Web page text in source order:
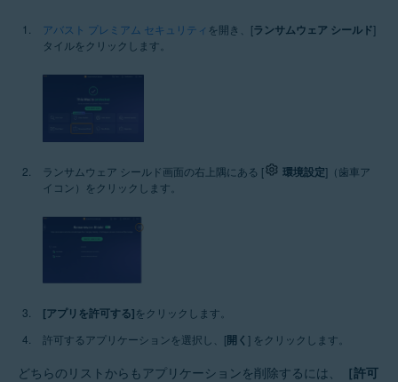
アバスト プレミアム セキュリティ を開き、[ランサムウェア シールド]
タイルをクリックします。
ランサムウェア シールド画面の右上隅にある [ 環境設定]（歯車ア
イコン）をクリックします。
[アプリを許可する]をクリックします。
許可するアプリケーションを選択し、[開く ] をクリックします。
どちらのリストからもアプリケーションを削除するには、
［許可